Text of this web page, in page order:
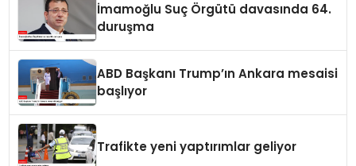
İmamoğlu Suç Örgütü davasında 64.
duruşma
ABD Başkanı Trump’ın Ankara mesaisi
başlıyor
Trafikte yeni yaptırımlar geliyor